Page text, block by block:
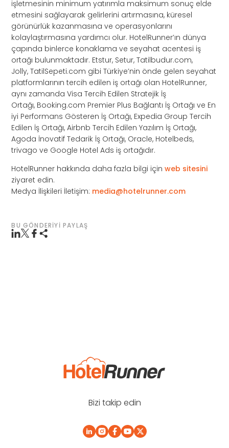
işletmesinin minimum yatırımla maksimum sonuç elde
etmesini sağlayarak gelirlerini artırmasına, küresel
görünürlük kazanmasına ve operasyonlarını
kolaylaştırmasına yardımcı olur. HotelRunner’ın dünya
çapında binlerce konaklama ve seyahat acentesi iş
ortağı bulunmaktadır. Etstur, Setur, Tatilbudur.com,
Jolly, TatilSepeti.com gibi Türkiye’nin önde gelen seyahat
platformlarının tercih edilen iş ortağı olan HotelRunner,
aynı zamanda Visa Tercih Edilen Stratejik İş
Ortağı, Booking.com Premier Plus Bağlantı İş Ortağı ve En
iyi Performans Gösteren İş Ortağı, Expedia Group Tercih
Edilen İş Ortağı, Airbnb Tercih Edilen Yazılım İş Ortağı,
Agoda İnovatif Tedarik İş Ortağı, Oracle, Hotelbeds,
trivago ve Google Hotel Ads iş ortağıdır.
HotelRunner hakkında daha fazla bilgi içinweb sitesini
ziyaret edin.
Medya İlişkileri İletişim: media@hotelrunner.com
BU GÖNDERIYI PAYLAŞ
Bizi takip edin